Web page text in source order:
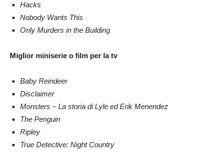
Hacks
Nobody Wants This
Only Murders in the Building
Miglior miniserie o film per la tv
Baby Reindeer
Disclaimer
Monsters – La storia di Lyle ed Erik Menendez
The Penguin
Ripley
True Detective: Night Country